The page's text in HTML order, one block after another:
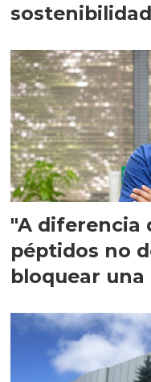
"A diferencia
péptidos no
bloquear